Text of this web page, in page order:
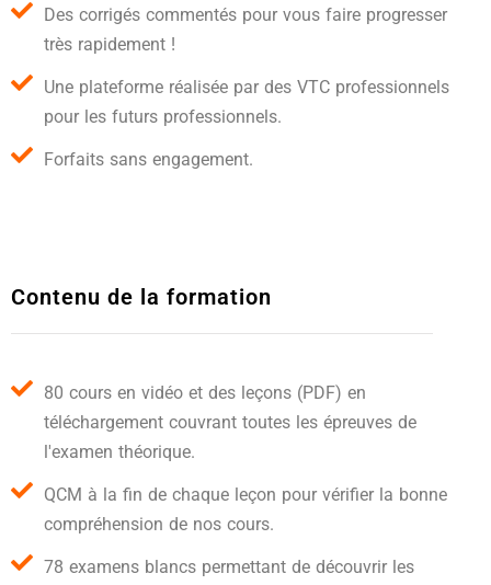
Des corrigés commentés pour vous faire progresser
très rapidement !
Une plateforme réalisée par des VTC professionnels
pour les futurs professionnels.
Forfaits sans engagement.
Contenu de la formation
80 cours en vidéo et des leçons (PDF) en
téléchargement couvrant toutes les épreuves de
l'examen théorique.
QCM à la fin de chaque leçon pour vérifier la bonne
compréhension de nos cours.
78 examens blancs permettant de découvrir les